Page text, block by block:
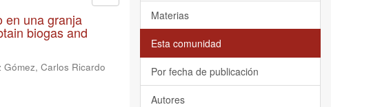
en una granja
biogas and
Gómez, Carlos Ricardo
Materias
Esta comunidad
Por fecha de publicación
Autores